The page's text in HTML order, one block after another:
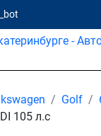
Golf
105 л.с